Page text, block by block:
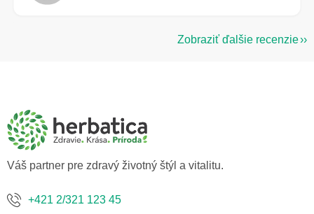
Zobraziť ďalšie recenzie
Váš partner pre zdravý životný štýl a vitalitu.
+421 2/321 123 45